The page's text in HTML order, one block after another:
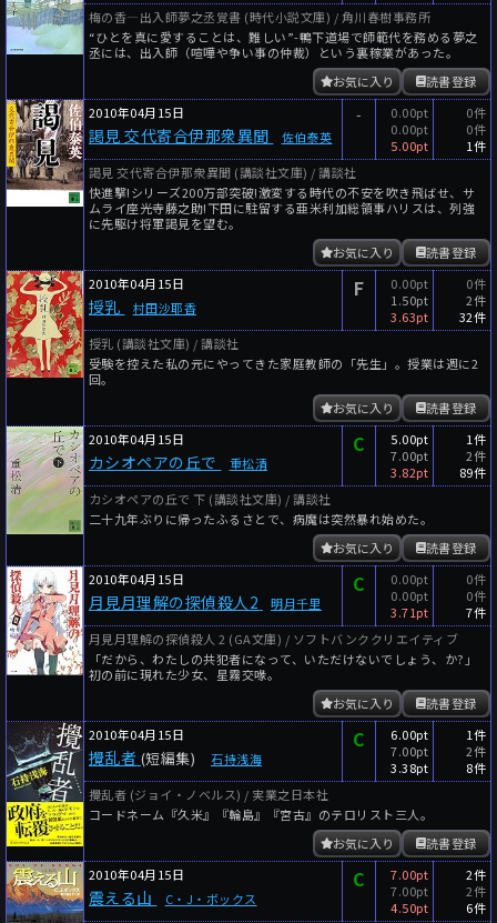
梅の香―出入師夢之丞覚書 (時代小説文庫) / 角川春樹事務所
“ひとを真に愛することは、難しい”-鴨下道場で師範代を務める夢之
丞には、出入師（喧嘩や争い事の仲裁）という裏稼業があった。
読書登録
お気に入り
2010年04月15日
謁見 交代寄合伊那衆異聞 佐伯泰英
-
0.00pt
0.00pt
5.00pt
0件
0件
1件
謁見 交代寄合伊那衆異聞 (講談社文庫) / 講談社
快進撃!シリーズ200万部突破!激変する時代の不安を吹き飛ばせ、サ
ムライ座光寺藤之助!下田に駐留する亜米利加総領事ハリスは、列強
に先駆け将軍謁見を望む。
読書登録
お気に入り
2010年04月15日
授乳 村田沙耶香
F
0.00pt
1.50pt
3.63pt
0件
2件
32件
授乳 (講談社文庫) / 講談社
受験を控えた私の元にやってきた家庭教師の「先生」。授業は週に2
回。
読書登録
お気に入り
2010年04月15日
カシオペアの丘で 重松清
C
5.00pt
7.00pt
3.82pt
1件
2件
89件
カシオペアの丘で 下 (講談社文庫) / 講談社
二十九年ぶりに帰ったふるさとで、病魔は突然暴れ始めた。
読書登録
お気に入り
2010年04月15日
月見月理解の探偵殺人2 明月千里
C
0.00pt
0.00pt
3.71pt
0件
0件
7件
月見月理解の探偵殺人 2 (GA文庫) / ソフトバンククリエイティブ
「だから、わたしの共犯者になって、いただけないでしょう、か?」
初の前に現れた少女、星霧交喙。
読書登録
お気に入り
2010年04月15日
攪乱者 (短編集) 石持浅海
C
6.00pt
7.00pt
3.38pt
1件
2件
8件
攪乱者 (ジョイ・ノベルス) / 実業之日本社
コードネーム『久米』『輪島』『宮古』のテロリスト三人。
読書登録
お気に入り
2010年04月15日
震える山 C・J・ボックス
C
7.00pt
7.00pt
4.50pt
2件
2件
6件